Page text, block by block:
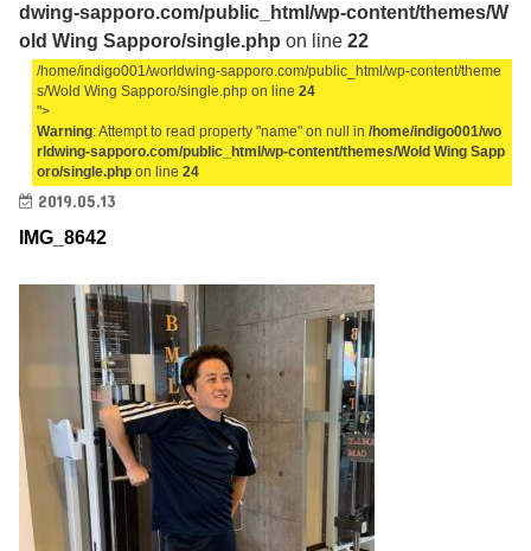
dwing-sapporo.com/public_html/wp-content/themes/W
old Wing Sapporo/single.php on line22
/home/indigo001/worldwing-sapporo.com/public_html/wp-content/theme
s/Wold Wing Sapporo/single.php on line24
">
Warning: Attempt to read property "name" on null in/home/indigo001/wo
rldwing-sapporo.com/public_html/wp-content/themes/Wold Wing Sapp
oro/single.php on line24
2019.05.13
IMG_8642